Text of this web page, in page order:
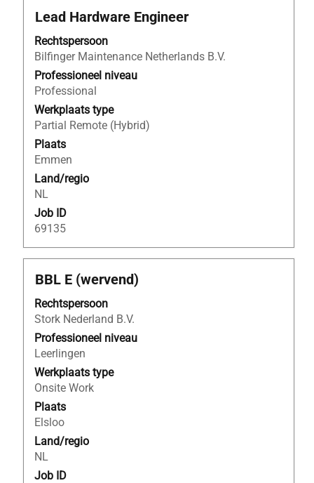
Titel
Lead Hardware Engineer
Rechtspersoon
Bilfinger Maintenance Netherlands B.V.
Professioneel niveau
Professional
Werkplaats type
Partial Remote (Hybrid)
Plaats
Emmen
Land/regio
NL
Job ID
69135
Selecteer
spatiebalk
om
de
volledige
inhoud
van
de
functiegegevens
weer
te
geven.
Titel
BBL E (wervend)
Rechtspersoon
Stork Nederland B.V.
Professioneel niveau
Leerlingen
Werkplaats type
Onsite Work
Plaats
Elsloo
Land/regio
NL
Job ID
Selecteer
spatiebalk
om
de
volledige
inhoud
van
de
functiegegevens
weer
te
geven.